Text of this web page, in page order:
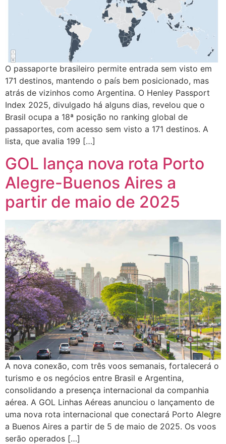
O passaporte brasileiro permite entrada sem visto em
171 destinos, mantendo o país bem posicionado, mas
atrás de vizinhos como Argentina. O Henley Passport
Index 2025, divulgado há alguns dias, revelou que o
Brasil ocupa a 18ª posição no ranking global de
passaportes, com acesso sem visto a 171 destinos. A
lista, que avalia 199 […]
GOL lança nova rota Porto
Alegre-Buenos Aires a
partir de maio de 2025
A nova conexão, com três voos semanais, fortalecerá o
turismo e os negócios entre Brasil e Argentina,
consolidando a presença internacional da companhia
aérea. A GOL Linhas Aéreas anunciou o lançamento de
uma nova rota internacional que conectará Porto Alegre
a Buenos Aires a partir de 5 de maio de 2025. Os voos
serão operados […]